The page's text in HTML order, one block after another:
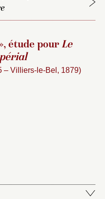
étude pour Le
– Villiers-le-Bel, 1879)